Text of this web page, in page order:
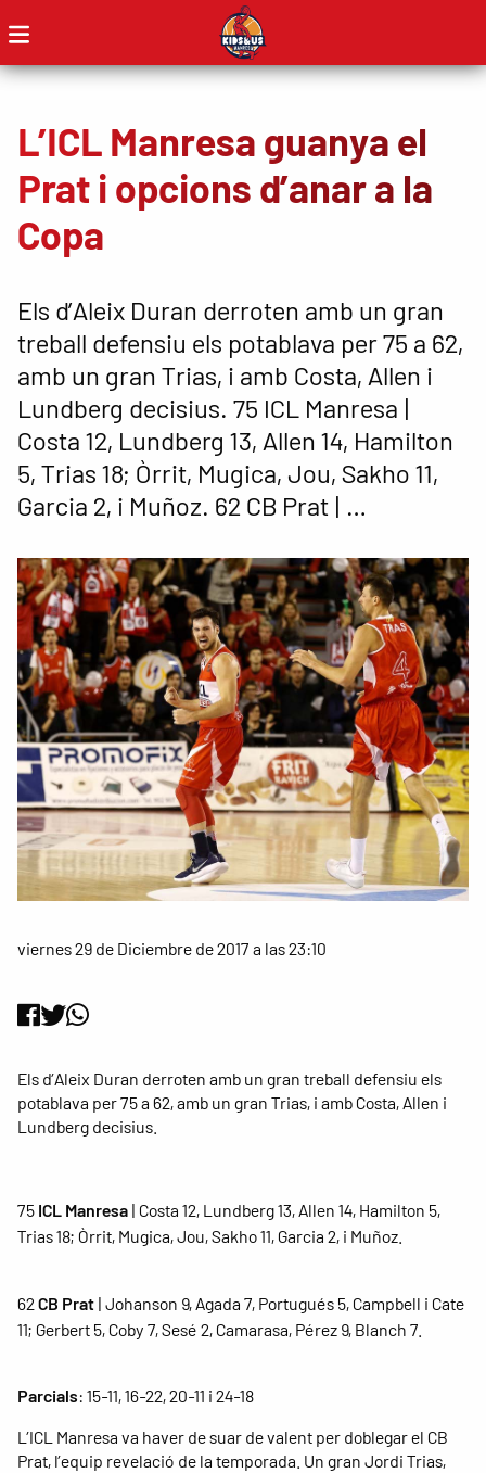
L’ICL Manresa guanya el
Prat i opcions d’anar a la
Copa
Els d’Aleix Duran derroten amb un gran
treball defensiu els potablava per 75 a 62,
amb un gran Trias, i amb Costa, Allen i
Lundberg decisius. 75 ICL Manresa |
Costa 12, Lundberg 13, Allen 14, Hamilton
5, Trias 18; Òrrit, Mugica, Jou, Sakho 11,
Garcia 2, i Muñoz. 62 CB Prat | …
viernes 29 de Diciembre de 2017 a las 23:10
Els d’Aleix Duran derroten amb un gran treball defensiu els
potablava per 75 a 62, amb un gran Trias, i amb Costa, Allen i
Lundberg decisius.
75 ICL Manresa | Costa 12, Lundberg 13, Allen 14, Hamilton 5,
Trias 18; Òrrit, Mugica, Jou, Sakho 11, Garcia 2, i Muñoz.
62 CB Prat | Johanson 9, Agada 7, Portugués 5, Campbell i Cate
11; Gerbert 5, Coby 7, Sesé 2, Camarasa, Pérez 9, Blanch 7.
Parcials: 15-11, 16-22, 20-11 i 24-18
L’ICL Manresa va haver de suar de valent per doblegar el CB
Prat, l’equip revelació de la temporada. Un gran Jordi Trias,